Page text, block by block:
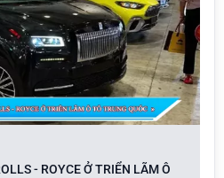
- ROYCE Ở TRIỂN LÃM Ô